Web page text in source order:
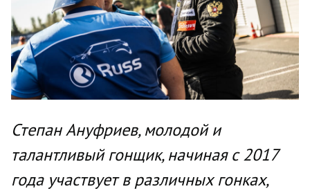
Степан Ануфриев, молодой и
талантливый гонщик, начиная с 2017
года участвует в различных гонках,